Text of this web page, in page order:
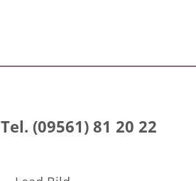
Tel. (09561) 81 20 22